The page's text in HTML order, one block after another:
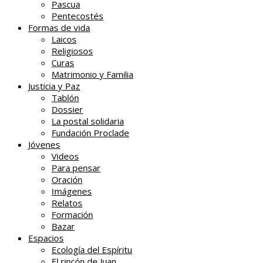
Pascua
Pentecostés
Formas de vida
Laicos
Religiosos
Curas
Matrimonio y Familia
Justicia y Paz
Tablón
Dossier
La postal solidaria
Fundación Proclade
Jóvenes
Videos
Para pensar
Oración
Imágenes
Relatos
Formación
Bazar
Espacios
Ecología del Espíritu